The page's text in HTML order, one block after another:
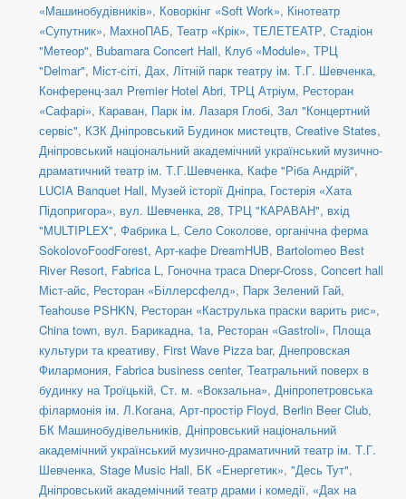
«Машинобудівників», Коворкінг «Soft Work», Кінотеатр
«Супутник», МахноПАБ, Театр «Крік», ТЕЛЕТЕАТР, Стадіон
"Метеор", Bubamara Concert Hall, Клуб «Module», ТРЦ
"Delmar", Міст-сіті, Дах, Літній парк театру ім. Т.Г. Шевченка,
Конференц-зал Premier Hotel Abri, ТРЦ Атріум, Ресторан
«Сафарі», Караван, Парк ім. Лазаря Глобі, Зал "Концертний
сервіс", КЗК Дніпровський Будинок мистецтв, Creative States,
Дніпровський національний академічний український музично-
драматичний театр ім. Т.Г.Шевченка, Кафе "Ріба Андрій",
LUCIA Banquet Hall, Музей історії Дніпра, Гостерія «Хата
Підопригора», вул. Шевченка, 28, ТРЦ "КАРАВАН", вхід
"MULTIPLEX", Фабрика L, Село Соколове, органічна ферма
SokolovoFoodForest, Арт-кафе DreamHUB, Bartolomeo Best
River Resort, Fabrica L, Гоночна траса Dnepr-Cross, Concert hall
Міст-айс, Ресторан «Біллерсфелд», Парк Зелений Гай,
Teahouse PSHKN, Ресторан «Каструлька праски варить рис»,
China town, вул. Барикадна, 1а, Ресторан «Gastroli», Площа
культури та креативу, First Wave Pizza bar, Днепровская
Филармония, Fabrica business center, Театральний поверх в
будинку на Троїцькій, Ст. м. «Вокзальна», Дніпропетровська
філармонія ім. Л.Когана, Арт-простір Floyd, Berlin Beer Club,
БК Машинобудівельників, Дніпровський національний
академічний український музично-драматичний театр ім. Т.Г.
Шевченка, Stage Music Hall, БК «Енергетик», "Десь Тут",
Дніпровський академічний театр драми і комедії, «Дах на